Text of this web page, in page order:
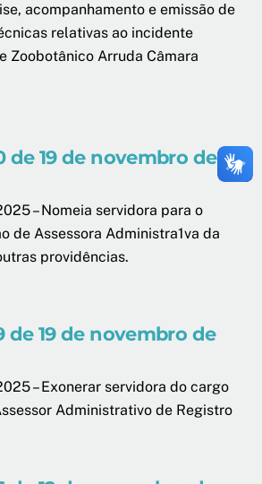
acompanhamento e emissão de
relativas ao incidente
Zoobotânico Arruda Câmara
de 19 de novembro de
– Nomeia servidora para o
de Assessora Administra1va da
providências.
de 19 de novembro de
– Exonerar servidora do cargo
Administrativo de Registro